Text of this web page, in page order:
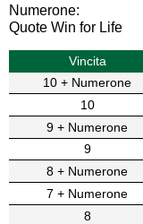
Numerone:
Quote Win for Life
Vincita
10 + Numerone
10
9 + Numerone
9
8 + Numerone
7 + Numerone
8